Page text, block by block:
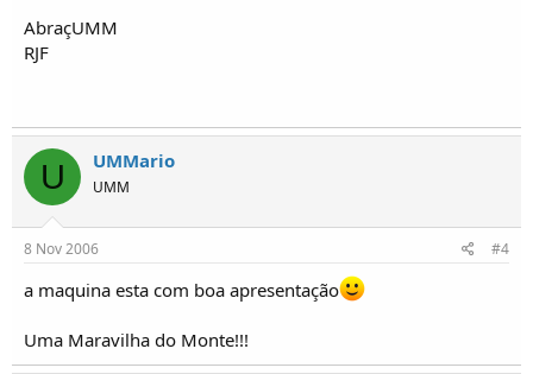
AbraçUMM
RJF
U UMMario
UMM
8 Nov 2006 #4
a maquina esta com boa apresentação
Uma Maravilha do Monte!!!